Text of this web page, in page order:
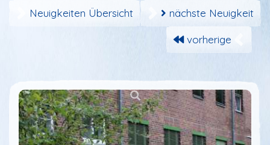
Neuigkeiten Übersicht nächste Neuigkeit
vorherige